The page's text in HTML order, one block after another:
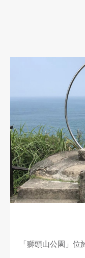
「獅頭山公園」